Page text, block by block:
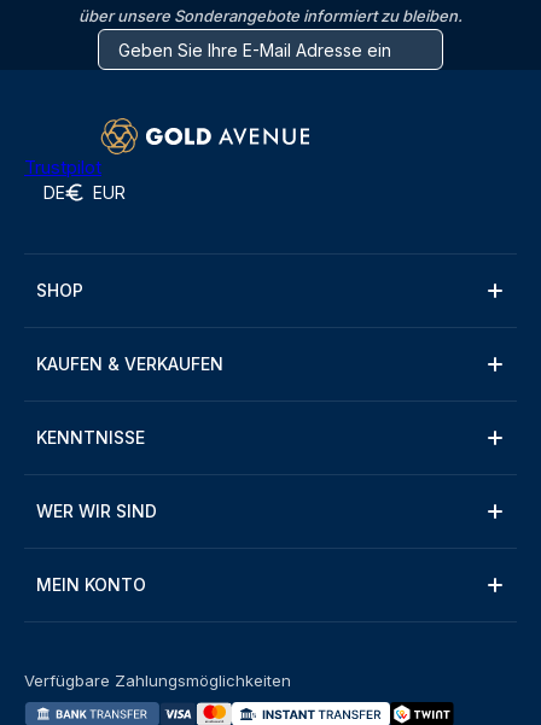
über unsere Sonderangebote informiert zu bleiben.
Trustpilot
DE EUR
SHOP
KAUFEN & VERKAUFEN
KENNTNISSE
WER WIR SIND
MEIN KONTO
Verfügbare Zahlungsmöglichkeiten